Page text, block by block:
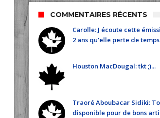
COMMENTAIRES RÉCENTS
Carolle: J écoute cette
2 ans qu'elle perte de
Houston MacDougal: tkt ;)...
Traoré Aboubacar Sidiki:
disponible pour de bons